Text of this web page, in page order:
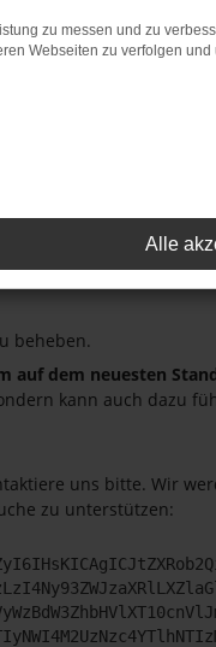
bestimmter Seiten
beheben.
auf dem neuesten
kann auch dazu
uns bitte. Wir
zu unterstützen:
zu messen und zu
Webseiten zu verfolgen
Alle